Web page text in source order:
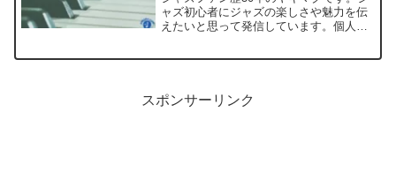
ャズ初心者にジャズの楽しさや魅力を伝
えたいと思って発信しています。個人的
スポンサーリンク